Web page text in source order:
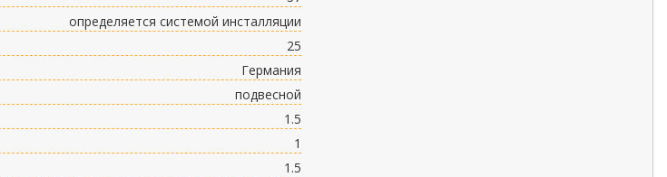
определяется системой инсталляции
25
Германия
подвесной
1.5
1
1.5